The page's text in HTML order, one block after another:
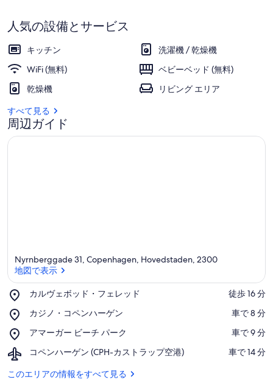
人気の設備とサービス
キッチン
洗濯機 / 乾燥機
WiFi (無料)
ベビーベッド (無料)
乾燥機
リビング エリア
すべて見る
周辺ガイド
Nyrnberggade 31, Copenhagen, Hovedstaden, 2300
地図で表示
カルヴェボッド・フェレッド
Place,
ル
ェ
ボ
ッ
ド・
フ
‪徒歩 16 分‬
カジノ・コペンハーゲン
Place,
ジ
コ
ン
‪車で 8 分‬
アマーガー ビーチ パーク
Place,
マ
ガ
‪車で 9 分‬
コペンハーゲン (CPH-カストラップ空港)
Airport,
ペ
‪車で 14 分‬
このエリアの情報をすべて見る